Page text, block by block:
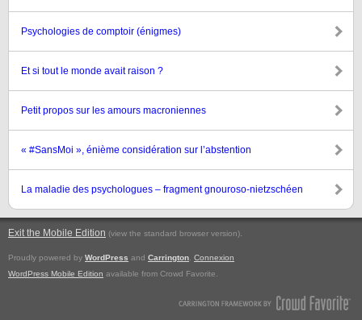
Psychologies de comptoir (énigmes)
Et si tout le monde avait raison ?
Petit propos sur les amours macroniennes
« #SansMoi », énième considération sur l’abstention
La maladie des psychologues – fragment gnouroso-nietzschéen
Exit the Mobile Edition (view the standard browser version).
Proudly powered by WordPress and Carrington Connexion
WordPress Mobile Edition available from Crowd Favorite.